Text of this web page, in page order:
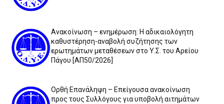
Ανακοίνωση – ενημέρωση: Η αδικαιολόγητη
καθυστέρηση-αναβολή συζήτησης των
ερωτημάτων μεταθέσεων στο Υ.Σ. του Αρείου
Πάγου [ΑΠ50/2026]
Ορθή Επανάληψη – Επείγουσα ανακοίνωση
προς τους Συλλόγους για υποβολή αιτημάτων